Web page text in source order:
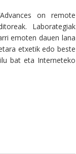
on remote
Laborategiak
emoten dauen lana
etxetik edo beste
bat eta Interneteko